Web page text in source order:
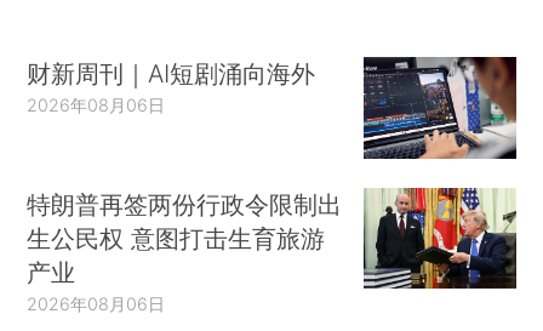
财新周刊｜AI短剧涌向海外
2026年08月06日
特朗普再签两份行政令限制出
生公民权 意图打击生育旅游
产业
2026年08月06日